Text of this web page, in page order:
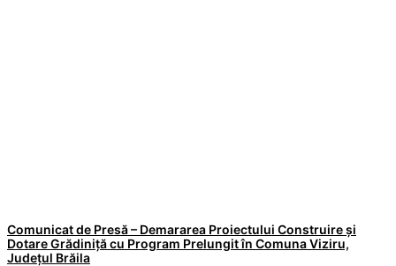
Comunicat de Presă – Demararea Proiectului Construire și
Dotare Grădiniță cu Program Prelungit în Comuna Viziru,
Județul Brăila